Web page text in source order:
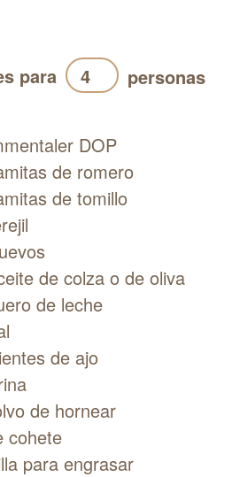
para personas
DOP
de romero
de tomillo
de colza o de oliva
de leche
de ajo
de hornear
cohete
para engrasar